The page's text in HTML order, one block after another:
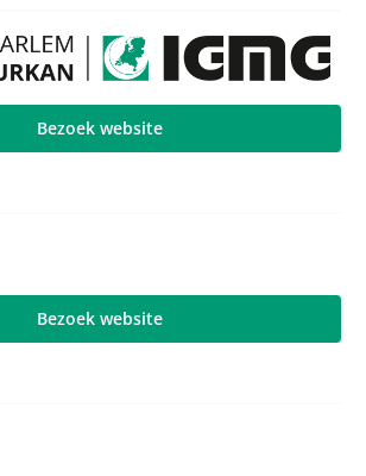
Bezoek website
Bezoek website